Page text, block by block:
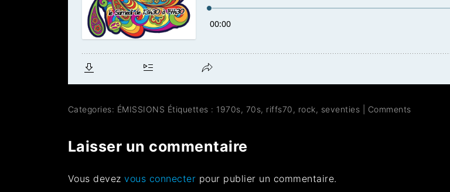
Categories: ÉMISSIONS Étiquettes : 1970s, 70s, riffs70 , rock, seventies Comments
Laisser un commentaire
Vous devezvous connecter pour publier un commentaire.